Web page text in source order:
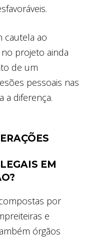
cautela ao
projeto ainda
de um
pessoais nas
a diferença.
EM
por
e
órgãos